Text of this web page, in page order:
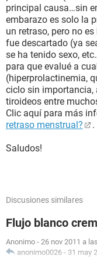
principal causa…sin
embarazo es solo la
un retraso, pero no
fue descartado (ya
se ha tenido sexo,
para que evalué a
(hiperprolactinemia,
ciclo sin importancia,
tiroideos entre
Clic aquí para más
retraso menstrual?
.
Saludos!
Discusiones similares
Flujo blanco
Anonimo - 26 nov 2011 a
anonimo0026 - 31 may